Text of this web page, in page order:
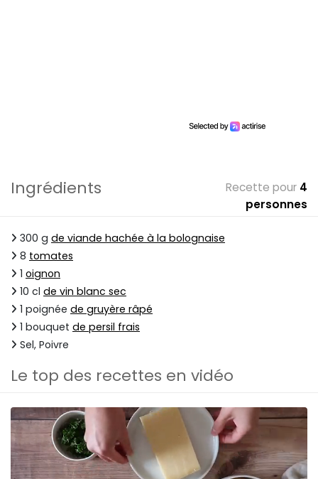
Ingrédients Recette pour 4
personnes
300 g de viande hachée à la bolognaise
8 tomates
1 oignon
10 cl de vin blanc sec
1 poignée de gruyère râpé
1 bouquet de persil frais
Sel, Poivre
Le top des recettes en vidéo